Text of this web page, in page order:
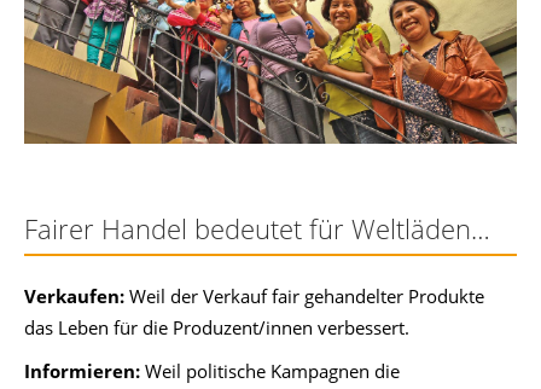
Fairer Handel bedeutet für Weltläden…
Verkaufen: Weil der Verkauf fair gehandelter Produkte
das Leben für die Produzent/innen verbessert.
Informieren: Weil politische Kampagnen die